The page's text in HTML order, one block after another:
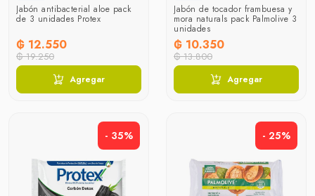
Jabón antibacterial aloe pack
de 3 unidades Protex
₲ 12.550
₲ 19.250
Agregar
Jabón de tocador frambuesa y
mora naturals pack Palmolive 3
unidades
₲ 10.350
₲ 13.800
Agregar
- 35% - 25%